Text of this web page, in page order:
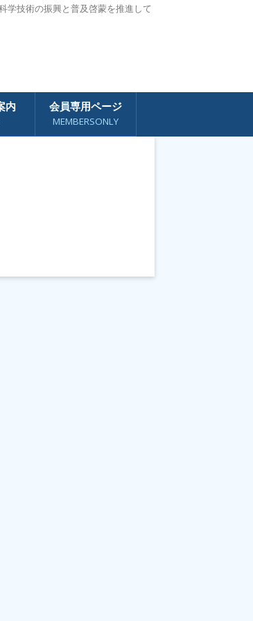
学技術の振興と普及啓蒙を推進して
内 会員専用ページ
MEMBERSONLY